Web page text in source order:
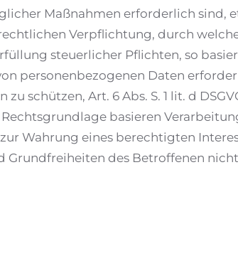
Maßnahmen erforderlich sind,
Verpflichtung, durch
steuerlicher Pflichten, so
personenbezogenen Daten
schützen, Art. 6 Abs. S. 1 lit. d
Rechtsgrundlage basieren
Wahrung eines berechtigten
Grundfreiheiten des Betroffenen